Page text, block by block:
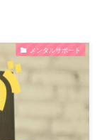
メンタルサポート